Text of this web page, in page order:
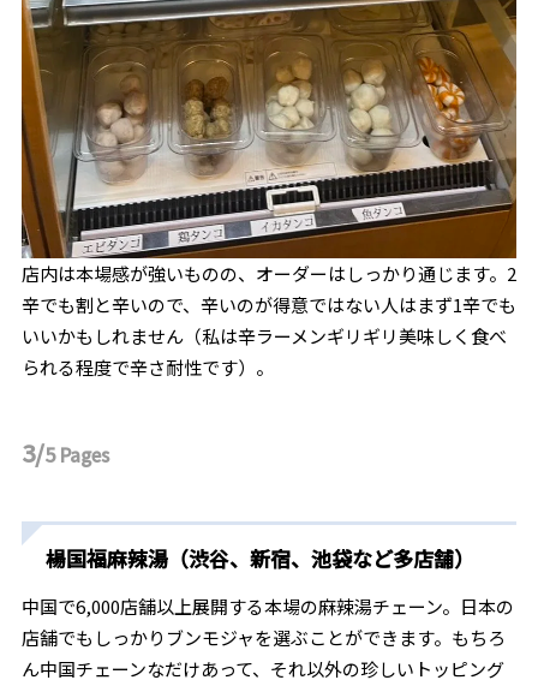
店内は本場感が強いものの、オーダーはしっかり通じます。2
辛でも割と辛いので、辛いのが得意ではない人はまず1辛でも
いいかもしれません（私は辛ラーメンギリギリ美味しく食べ
られる程度で辛さ耐性です）。
3/5Pages
楊国福麻辣湯（渋谷、新宿、池袋など多店舗）
中国で6,000店舗以上展開する本場の麻辣湯チェーン。日本の
店舗でもしっかりブンモジャを選ぶことができます。もちろ
ん中国チェーンなだけあって、それ以外の珍しいトッピング